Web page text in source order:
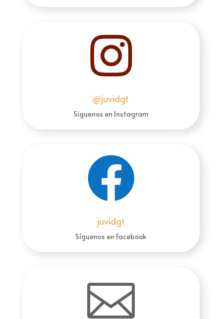

@juvidgt
Siguenos en Instagram

juvidgt
Síguenos en Facebook
